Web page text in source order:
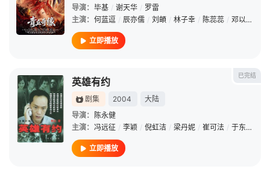
导演： 毕基 / 谢天华 / 罗雷
主演： 何蓝逗 / 辰亦儒 / 刘頔 / 林子幸 / 陈蕊蕊 / 邓以婷
立即播放
已完结
英雄有约
剧集 2004
大陆
导演：
陈永健
主演： 冯远征 / 李颖 / 倪虹洁 / 梁丹妮 / 崔可法 / 于东江
立即播放